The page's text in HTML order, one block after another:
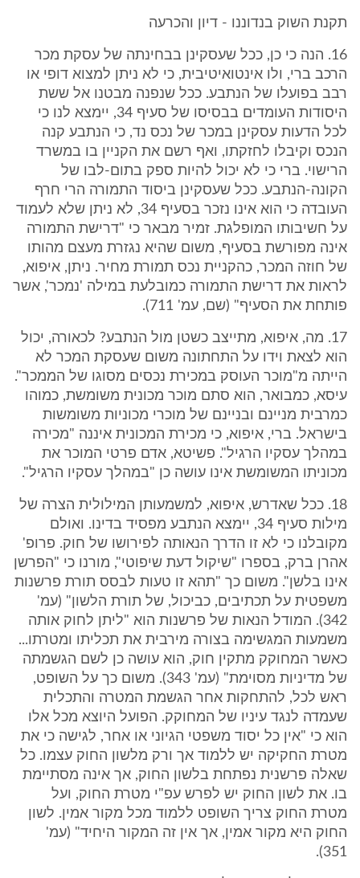
תקנת השוק בנדוננו - דיון והכרעה
16. הנה כי כן, ככל שעסקינן בבחינתה של עסקת מכר
הרכב ברי, ולו אינטואיטיבית, כי לא ניתן למצוא דופי או
רבב בפועלו של הנתבע. ככל שנפנה מבטנו אל ששת
היסודות העומדים בבסיסו של סעיף 34, יימצא לנו כי
לכל הדעות עסקינן במכר של נכס נד, כי הנתבע קנה
הנכס וקיבלו לחזקתו, ואף רשם את הקניין בו במשרד
הרישוי. ברי כי לא יכול להיות ספק בתום-לבו של
הקונה-הנתבע. ככל שעסקינן ביסוד התמורה הרי חרף
העובדה כי הוא אינו נזכר בסעיף 34, לא ניתן שלא לעמוד
על חשיבותו המופלגת. זמיר מבאר כי "דרישת התמורה
אינה מפורשת בסעיף, משום שהיא נגזרת מעצם מהותו
של חוזה המכר, כהקניית נכס תמורת מחיר. ניתן, איפוא,
לראות את דרישת התמורה כמובלעת במילה 'נמכר', אשר
פותחת את הסעיף" (שם, עמ' 711).
17. מה, איפוא, מתייצב כשטן מול הנתבע? לכאורה, יכול
הוא לצאת וידו על התחתונה משום שעסקת המכר לא
הייתה מ"מוכר העוסק במכירת נכסים מסוגו של הממכר".
עיסא, כמבואר, הוא סתם מוכר מכונית משומשת, כמוהו
כמרבית מניינם ובניינם של מוכרי מכוניות משומשות
בישראל. ברי, איפוא, כי מכירת המכונית איננה "מכירה
במהלך עסקיו הרגיל". פשיטא, אדם פרטי המוכר את
מכוניתו המשומשת אינו עושה כן "במהלך עסקיו הרגיל".
18. ככל שאדרש, איפוא, למשמעותן המילולית הצרה של
מילות סעיף 34, יימצא הנתבע מפסיד בדינו. ואולם
מקובלנו כי לא זו הדרך הנאותה לפירושו של חוק. פרופ'
אהרן ברק, בספרו "שיקול דעת שיפוטי", מורנו כי "הפרשן
אינו בלשן". משום כך "תהא זו טעות לבסס תורת פרשנות
משפטית על תכתיבים, כביכול, של תורת הלשון" (עמ'
342). המודל הנאות של פרשנות הוא "ליתן לחוק אותה
משמעות המגשימה בצורה מירבית את תכליתו ומטרתו...
כאשר המחוקק מתקין חוק, הוא עושה כן לשם הגשמתה
של מדיניות מסוימת" (עמ' 343). משום כך על השופט,
ראש לכל, להתחקות אחר הגשמת המטרה והתכלית
שעמדה לנגד עיניו של המחוקק. הפועל היוצא מכל אלו
הוא כי "אין כל יסוד משפטי הגיוני או אחר, לגישה כי את
מטרת החקיקה יש ללמוד אך ורק מלשון החוק עצמו. כל
שאלה פרשנית נפתחת בלשון החוק, אך אינה מסתיימת
בו. את לשון החוק יש לפרש עפ"י מטרת החוק, ועל
מטרת החוק צריך השופט ללמוד מכל מקור אמין. לשון
החוק היא מקור אמין, אך אין זה המקור היחיד" (עמ'
351).